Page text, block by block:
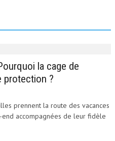
la cage de
protection ?
prennent la route des vacances
accompagnées de leur fidèle